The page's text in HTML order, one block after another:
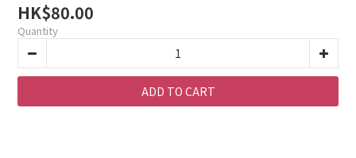
HK$80.00
Quantity
ADD TO CART